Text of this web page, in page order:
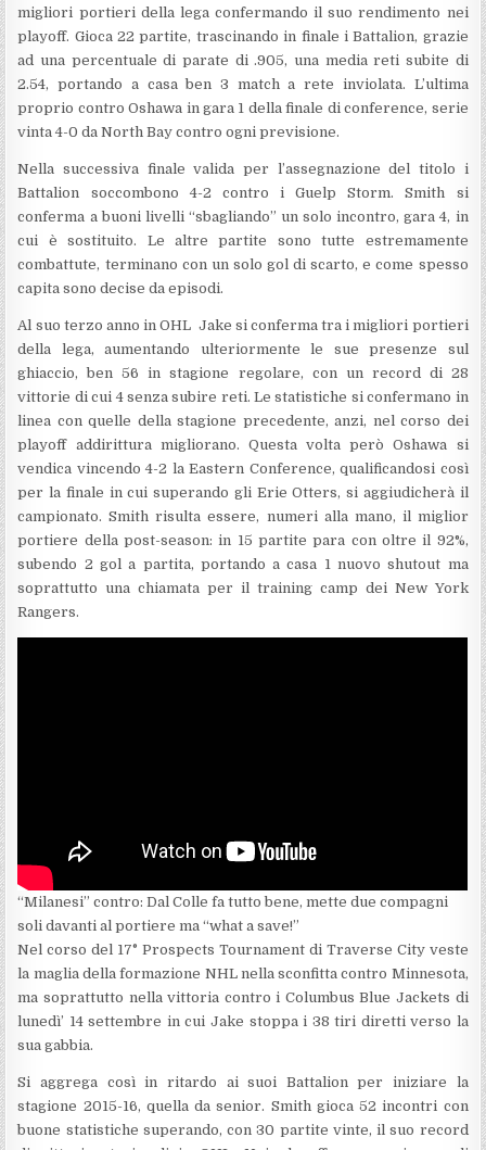
migliori portieri della lega confermando il suo rendimento nei
playoff. Gioca 22 partite, trascinando in finale i Battalion, grazie
ad una percentuale di parate di .905, una media reti subite di
2.54, portando a casa ben 3 match a rete inviolata. L’ultima
proprio contro Oshawa in gara 1 della finale di conference, serie
vinta 4-0 da North Bay contro ogni previsione.
Nella successiva finale valida per l’assegnazione del titolo i
Battalion soccombono 4-2 contro i Guelp Storm. Smith si
conferma a buoni livelli “sbagliando” un solo incontro, gara 4, in
cui è sostituito. Le altre partite sono tutte estremamente
combattute, terminano con un solo gol di scarto, e come spesso
capita sono decise da episodi.
Al suo terzo anno in OHL Jake si conferma tra i migliori portieri
della lega, aumentando ulteriormente le sue presenze sul
ghiaccio, ben 56 in stagione regolare, con un record di 28
vittorie di cui 4 senza subire reti. Le statistiche si confermano in
linea con quelle della stagione precedente, anzi, nel corso dei
playoff addirittura migliorano. Questa volta però Oshawa si
vendica vincendo 4-2 la Eastern Conference, qualificandosi così
per la finale in cui superando gli Erie Otters, si aggiudicherà il
campionato. Smith risulta essere, numeri alla mano, il miglior
portiere della post-season: in 15 partite para con oltre il 92%,
subendo 2 gol a partita, portando a casa 1 nuovo shutout ma
soprattutto una chiamata per il training camp dei New York
Rangers.
“Milanesi” contro: Dal Colle fa tutto bene, mette due compagni
soli davanti al portiere ma “what a save!”
Nel corso del 17° Prospects Tournament di Traverse City veste
la maglia della formazione NHL nella sconfitta contro Minnesota,
ma soprattutto nella vittoria contro i Columbus Blue Jackets di
lunedì’ 14 settembre in cui Jake stoppa i 38 tiri diretti verso la
sua gabbia.
Si aggrega così in ritardo ai suoi Battalion per iniziare la
stagione 2015-16, quella da senior. Smith gioca 52 incontri con
buone statistiche superando, con 30 partite vinte, il suo record